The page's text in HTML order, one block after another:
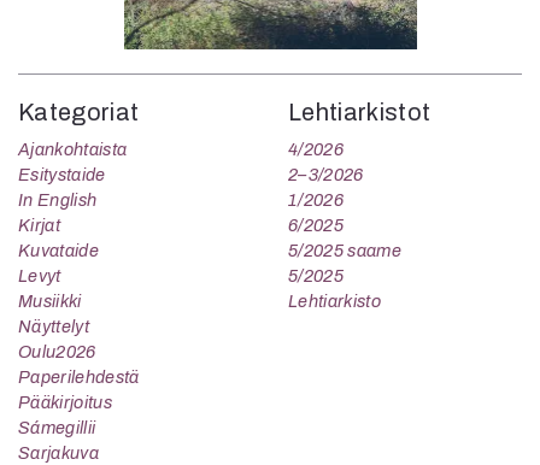
Kategoriat
Ajankohtaista
Esitystaide
In English
Kirjat
Kuvataide
Levyt
Musiikki
Näyttelyt
Oulu2026
Paperilehdestä
Pääkirjoitus
Sámegillii
Sarjakuva
Lehtiarkistot
4/2026
2–3/2026
1/2026
6/2025
5/2025 saame
5/2025
Lehtiarkisto